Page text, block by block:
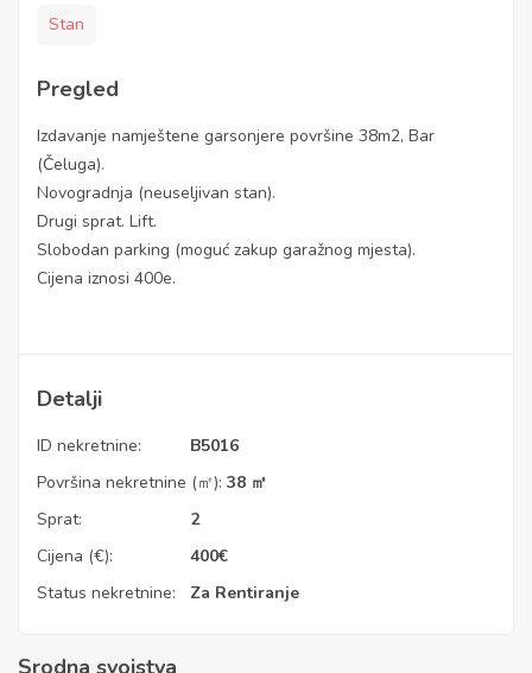
Stan
Pregled
Izdavanje namještene garsonjere površine 38m2, Bar
(Čeluga).
Novogradnja (neuseljivan stan).
Drugi sprat. Lift.
Slobodan parking (moguć zakup garažnog mjesta).
Cijena iznosi 400e.
Detalji
ID nekretnine:
B5016
Površina nekretnine (㎡): 38 ㎡
Sprat:
2
Cijena (€):
400€
Status nekretnine:
Za Rentiranje
Srodna svojstva